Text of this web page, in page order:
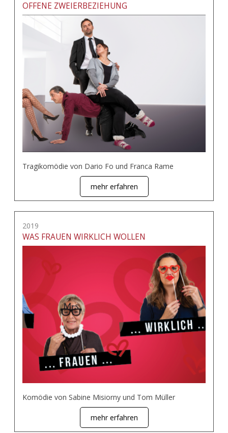
OFFENE ZWEIERBEZIEHUNG
Tragikomödie von Dario Fo und Franca Rame
mehr erfahren
2019
WAS FRAUEN WIRKLICH WOLLEN
Komödie von Sabine Misiorny und Tom Müller
mehr erfahren